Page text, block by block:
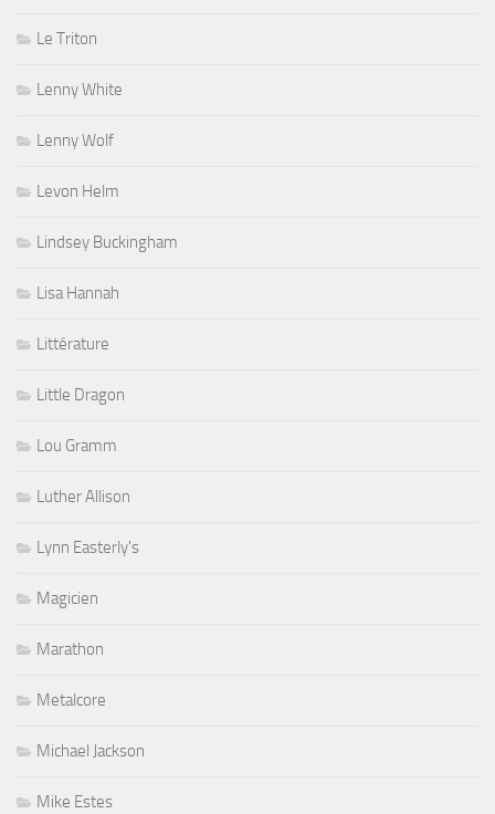
Le Triton
Lenny White
Lenny Wolf
Levon Helm
Lindsey Buckingham
Lisa Hannah
Littérature
Little Dragon
Lou Gramm
Luther Allison
Lynn Easterly's
Magicien
Marathon
Metalcore
Michael Jackson
Mike Estes